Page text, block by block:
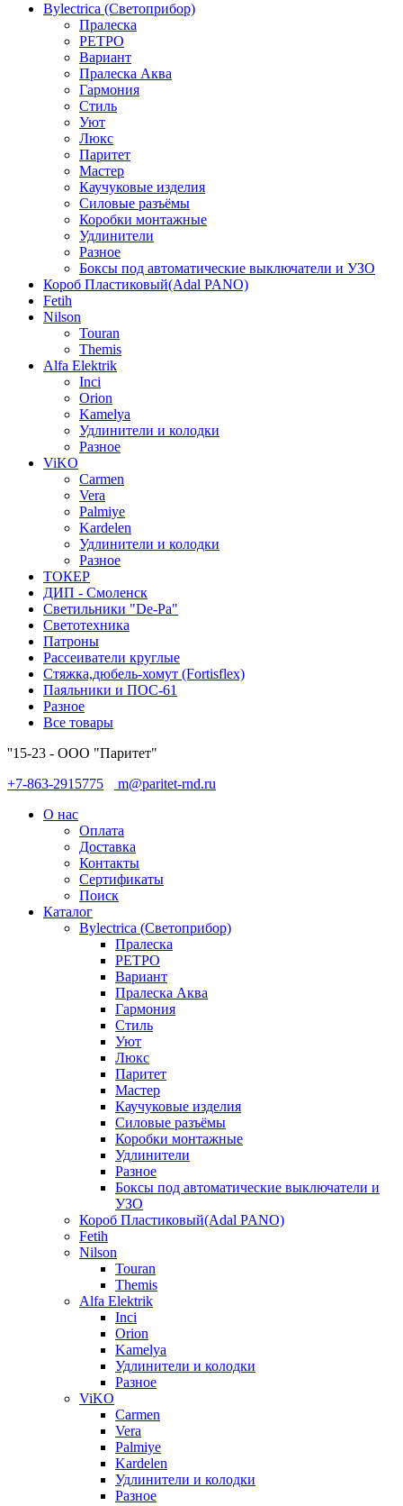
Bylectrica (Светоприбор)
Пралеска
РЕТРО
Вариант
Пралеска Аква
Гармония
Стиль
Уют
Люкс
Паритет
Мастер
Каучуковые изделия
Силовые разъёмы
Коробки монтажные
Удлинители
Разное
Боксы под автоматические выключатели и УЗО
Короб Пластиковый(Adal PANO)
Fetih
Nilson
Touran
Themis
Alfa Elektrik
Inci
Orion
Kamelya
Удлинители и колодки
Разное
ViKO
Carmen
Vera
Palmiye
Kardelen
Удлинители и колодки
Разное
ТОКЕР
ДИП - Смоленск
Светильники "De-Pa"
Светотехника
Патроны
Рассеиватели круглые
Стяжка,дюбель-хомут (Fortisflex)
Паяльники и ПОС-61
Разное
Все товары
''15-23 - ООО "Паритет"
+7-863-2915775
m@paritet-rnd.ru
О нас
Оплата
Доставка
Контакты
Сертификаты
Поиск
Каталог
Bylectrica (Светоприбор)
Пралеска
РЕТРО
Вариант
Пралеска Аква
Гармония
Стиль
Уют
Люкс
Паритет
Мастер
Каучуковые изделия
Силовые разъёмы
Коробки монтажные
Удлинители
Разное
Боксы под автоматические выключатели и
УЗО
Короб Пластиковый(Adal PANO)
Fetih
Nilson
Touran
Themis
Alfa Elektrik
Inci
Orion
Kamelya
Удлинители и колодки
Разное
ViKO
Carmen
Vera
Palmiye
Kardelen
Удлинители и колодки
Разное